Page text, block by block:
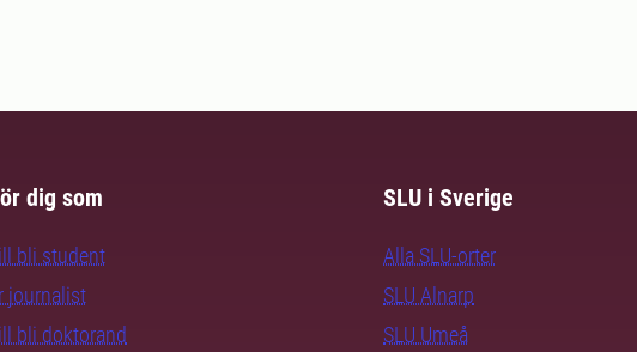
dig som
bli student
journalist
bli doktorand
SLU i Sverige
Alla SLU-orter
SLU Alnarp
SLU Umeå